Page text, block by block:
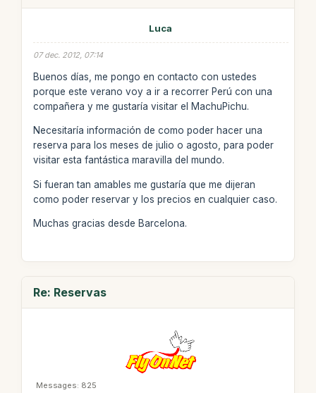
Luca
07 dec. 2012, 07:14
Buenos días, me pongo en contacto con ustedes
porque este verano voy a ir a recorrer Perú con una
compañera y me gustaría visitar el MachuPichu.
Necesitaría información de como poder hacer una
reserva para los meses de julio o agosto, para poder
visitar esta fantástica maravilla del mundo.
Si fueran tan amables me gustaría que me dijeran
como poder reservar y los precios en cualquier caso.
Muchas gracias desde Barcelona.
Re: Reservas
Messages: 825